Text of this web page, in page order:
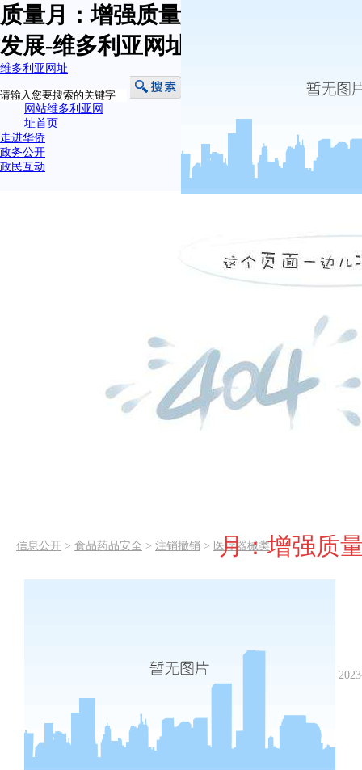
质量月：增强质量意识 推进高质量
发展-维多利亚网址
维多利亚网址
网站维多利亚网
址首页
走进华侨
政务公开
政民互动
信息公开 > 食品药品安全 > 注销撤销 > 医疗器械类
月：增强质